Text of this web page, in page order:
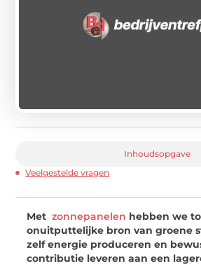
Inhoudsopgave
Veelgestelde vragen
Metzonnepanelen hebben we
onuitputtelijke bron van groene
zelf energie produceren en
contributie leveren aan een